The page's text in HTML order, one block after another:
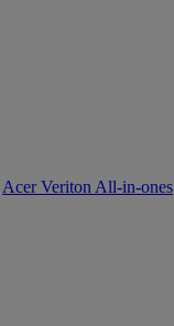
Acer Veriton All-in-ones